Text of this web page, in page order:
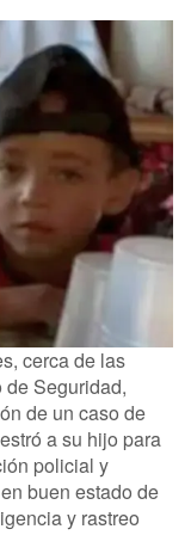
cerca de las
de Seguridad,
de un caso de
a su hijo para
policial y
buen estado de
y rastreo